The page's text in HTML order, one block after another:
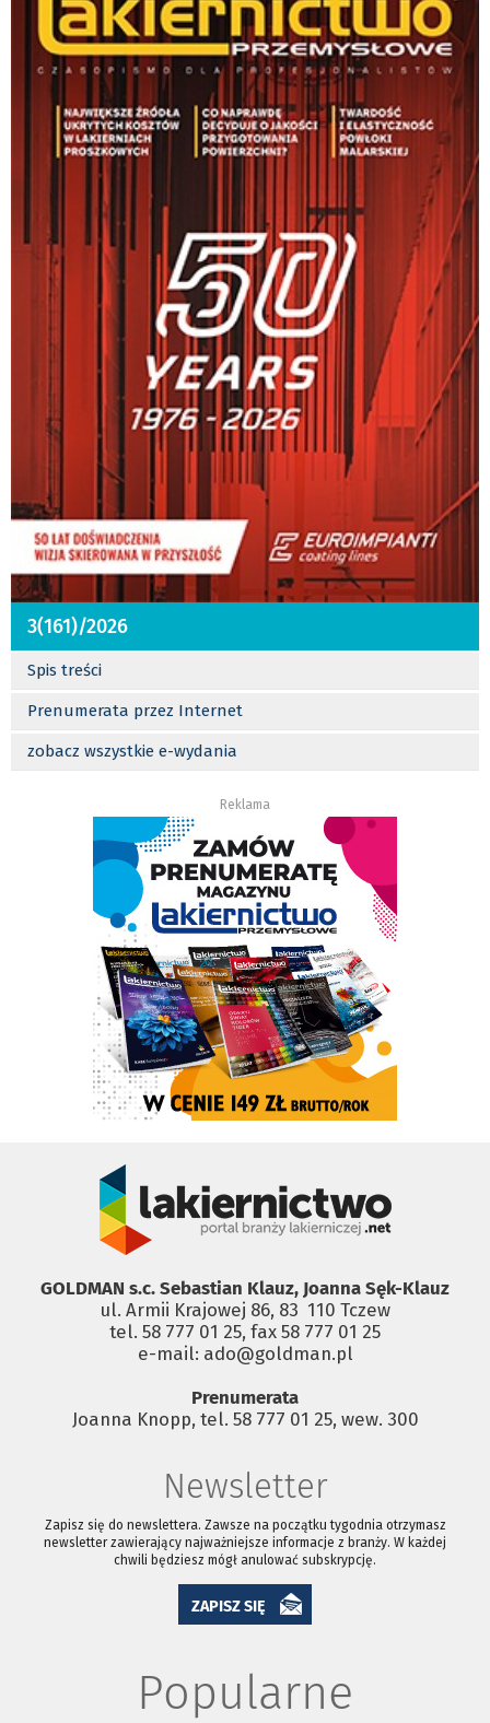
3(161)/2026
Spis treści
Prenumerata przez Internet
zobacz wszystkie e-wydania
Reklama
GOLDMAN s.c. Sebastian Klauz, Joanna Sęk-Klauz
ul. Armii Krajowej 86, 83 ­ 110 Tczew
tel. 58 777 01 25, fax 58 777 01 25
e-mail: ado@goldman.pl
Prenumerata
Joanna Knopp, tel. 58 777 01 25, wew. 300
Newsletter
Zapisz się do newslettera. Zawsze na początku tygodnia otrzymasz
newsletter zawierający najważniejsze informacje z branży. W każdej
chwili będziesz mógł anulować subskrypcję.
ZAPISZ SIĘ
Popularne